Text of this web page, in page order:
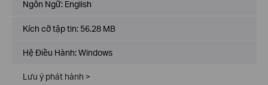
Ngôn Ngữ: English
Kích cỡ tập tin: 56.28 MB
Hệ Điều Hành: Windows
Lưu ý phát hành >